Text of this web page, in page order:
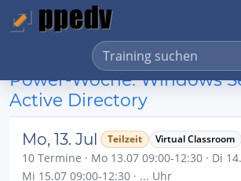
Power-Woche: Windows
Active Directory
Mo, 13. Jul Teilzeit Virtual Classroom
10 Termine · Mo 13.07 09:00-12:30 · Di
Mi 15.07 09:00-12:30 · ... Uhr